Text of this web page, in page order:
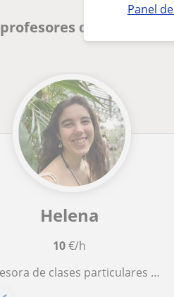
Panel
de Catalán
Helena
10€/h
particulares en Barcelona, tanto de catalán como de cualquier asignatura básica o del ámbito de las humanidades o artes.